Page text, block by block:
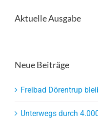
Aktuelle Ausgabe
Neue Beiträge
Freibad Dörentrup
Unterwegs durch